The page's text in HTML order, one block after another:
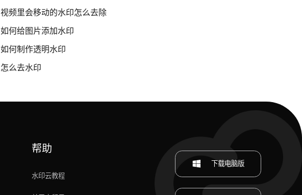
视频里会移动的水印怎么去除
如何给图片添加水印
如何制作透明水印
怎么去水印
帮助
水印云教程
下载电脑版